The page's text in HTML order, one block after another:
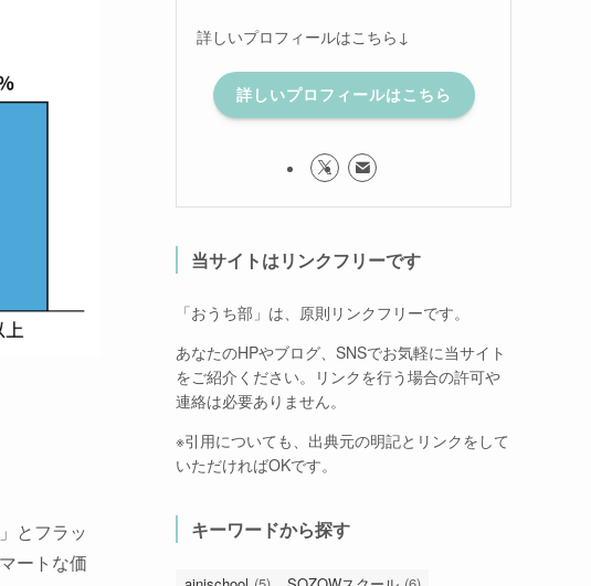
とフラッ
ートな価
詳しいプロフィールはこちら↓
詳しいプロフィールはこちら
当サイトはリンクフリーです
「おうち部」は、原則リンクフリーです。
あなたのHPやブログ、SNSでお気軽に当サイト
をご紹介ください。リンクを行う場合の許可や
連絡は必要ありません。
※引用についても、出典元の明記とリンクをして
いただければOKです。
キーワードから探す